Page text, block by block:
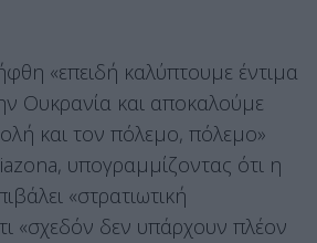
«επειδή καλύπτουμε έντιμα
Ουκρανία και αποκαλούμε
και τον πόλεμο, πόλεμο»
υπογραμμίζοντας ότι η
«στρατιωτική
«σχεδόν δεν υπάρχουν πλέον